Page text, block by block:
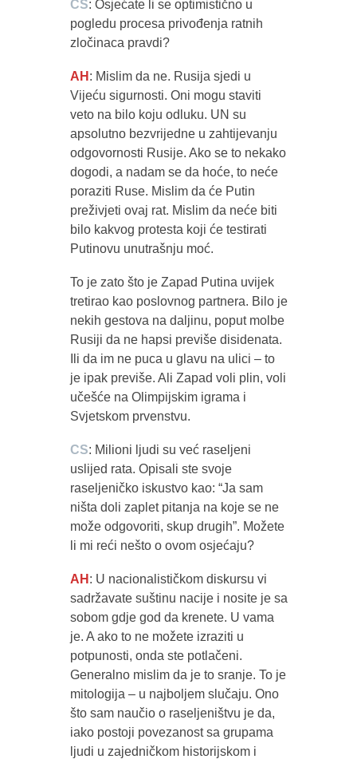
CS: Osjećate li se optimistično u
pogledu procesa privođenja ratnih
zločinaca pravdi?
AH : Mislim da ne. Rusija sjedi u
Vijeću sigurnosti. Oni mogu staviti
veto na bilo koju odluku. UN su
apsolutno bezvrijedne u zahtijevanju
odgovornosti Rusije. Ako se to nekako
dogodi, a nadam se da hoće, to neće
poraziti Ruse. Mislim da će Putin
preživjeti ovaj rat. Mislim da neće biti
bilo kakvog protesta koji će testirati
Putinovu unutrašnju moć.
To je zato što je Zapad Putina uvijek
tretirao kao poslovnog partnera. Bilo je
nekih gestova na daljinu, poput molbe
Rusiji da ne hapsi previše disidenata.
Ili da im ne puca u glavu na ulici – to
je ipak previše. Ali Zapad voli plin, voli
učešće na Olimpijskim igrama i
Svjetskom prvenstvu.
CS: Milioni ljudi su već raseljeni
uslijed rata. Opisali ste svoje
raseljeničko iskustvo kao: “Ja sam
ništa doli zaplet pitanja na koje se ne
može odgovoriti, skup drugih”. Možete
li mi reći nešto o ovom osjećaju?
AH : U nacionalističkom diskursu vi
sadržavate suštinu nacije i nosite je sa
sobom gdje god da krenete. U vama
je. A ako to ne možete izraziti u
potpunosti, onda ste potlačeni.
Generalno mislim da je to sranje. To je
mitologija – u najboljem slučaju. Ono
što sam naučio o raseljeništvu je da,
iako postoji povezanost sa grupama
ljudi u zajedničkom historijskom i